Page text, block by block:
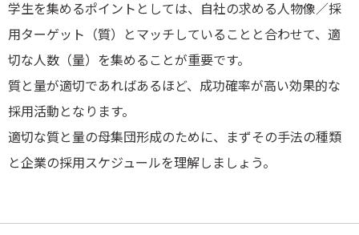
学生を集めるポイントとしては、自社の求める人物像／採
用ターゲット（質）とマッチしていることと合わせて、適
切な人数（量）を集めることが重要です。
質と量が適切であればあるほど、成功確率が高い効果的な
採用活動となります。
適切な質と量の母集団形成のために、まずその手法の種類
と企業の採用スケジュールを理解しましょう。